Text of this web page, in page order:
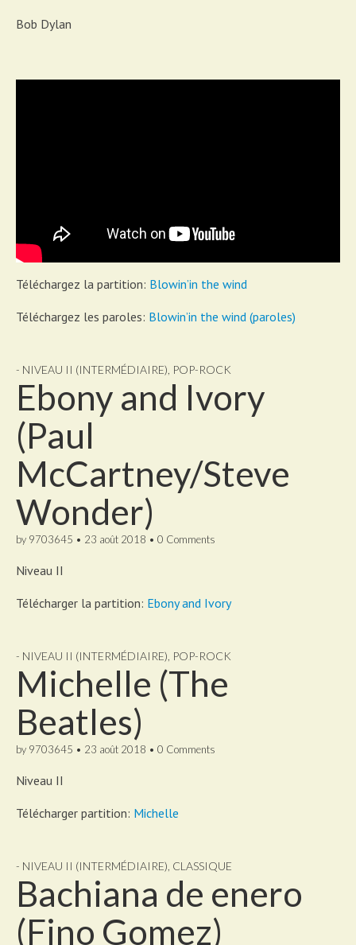
Bob Dylan
Téléchargez la partition: Blowin’in the wind
Téléchargez les paroles: Blowin’in the wind (paroles)
- NIVEAU II (INTERMÉDIAIRE) POP-ROCK
Ebony and Ivory
(Paul
McCartney/Steve
Wonder)
by 9703645 • 23 août 2018 • 0 Comments
Niveau II
Télécharger la partition: Ebony and Ivory
- NIVEAU II (INTERMÉDIAIRE) POP-ROCK
Michelle (The
Beatles)
by 9703645 • 23 août 2018 • 0 Comments
Niveau II
Télécharger partition: Michelle
- NIVEAU II (INTERMÉDIAIRE) CLASSIQUE
Bachiana de enero
(Fino Gomez)